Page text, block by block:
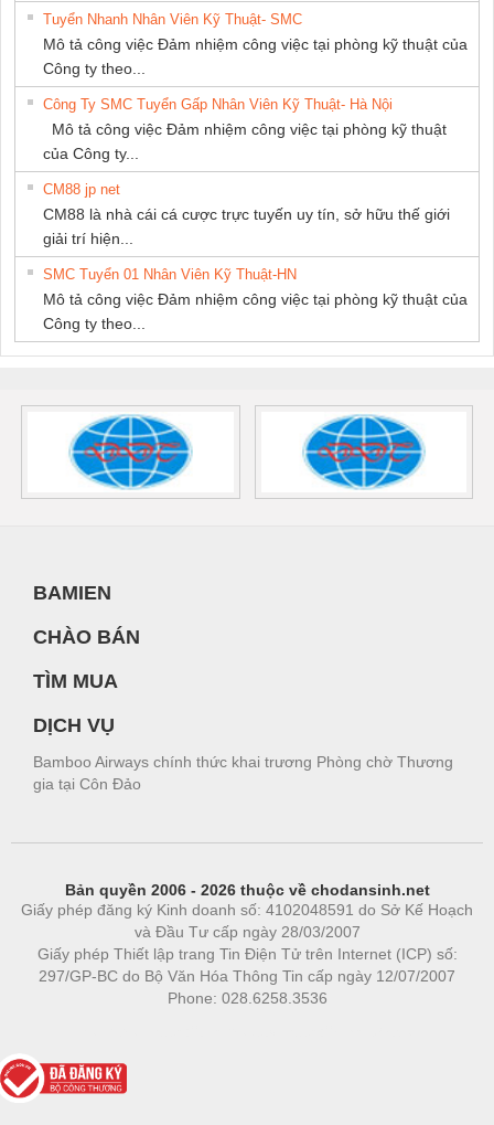
Tuyển Nhanh Nhân Viên Kỹ Thuật- SMC
Mô tả công việc Đảm nhiệm công việc tại phòng kỹ thuật của
Công ty theo...
Công Ty SMC Tuyển Gấp Nhân Viên Kỹ Thuật- Hà Nội
Mô tả công việc Đảm nhiệm công việc tại phòng kỹ thuật
của Công ty...
CM88 jp net
CM88 là nhà cái cá cược trực tuyến uy tín, sở hữu thế giới
giải trí hiện...
SMC Tuyển 01 Nhân Viên Kỹ Thuật-HN
Mô tả công việc Đảm nhiệm công việc tại phòng kỹ thuật của
Công ty theo...
BAMIEN
CHÀO BÁN
TÌM MUA
DỊCH VỤ
Bamboo Airways chính thức khai trương Phòng chờ Thương
gia tại Côn Đảo
Bản quyền 2006 - 2026 thuộc về chodansinh.net
Giấy phép đăng ký Kinh doanh số: 4102048591 do Sở Kế Hoạch
và Đầu Tư cấp ngày 28/03/2007
Giấy phép Thiết lập trang Tin Điện Tử trên Internet (ICP) số:
297/GP-BC do Bộ Văn Hóa Thông Tin cấp ngày 12/07/2007
Phone: 028.6258.3536